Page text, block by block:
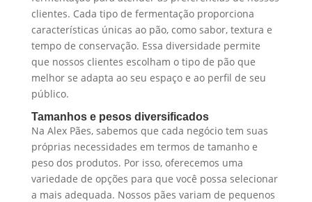
clientes. Cada tipo de fermentação proporciona
características únicas ao pão, como sabor, textura e
tempo de conservação. Essa diversidade permite
que nossos clientes escolham o tipo de pão que
melhor se adapta ao seu espaço e ao perfil de seu
público.
Tamanhos e pesos diversificados
Na Alex Pães, sabemos que cada negócio tem suas
próprias necessidades em termos de tamanho e
peso dos produtos. Por isso, oferecemos uma
variedade de opções para que você possa selecionar
a mais adequada. Nossos pães variam de pequenos